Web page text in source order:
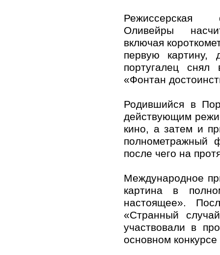
Оливейры
включая
первую картину,
португалец
«Фонтан
Родившийся в
действующим
кино, а затем и
полнометражный
после чего на
Международное
картина в
настоящее».
«Странный
участвовали в
основном